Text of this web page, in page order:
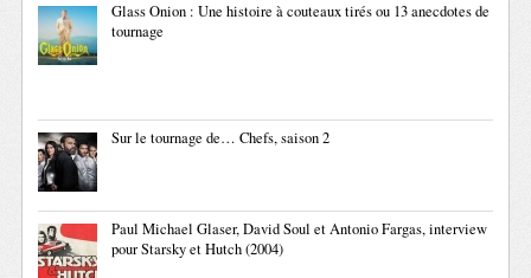
Glass Onion : Une histoire à couteaux tirés ou 13 anecdotes de
tournage
Sur le tournage de… Chefs, saison 2
Paul Michael Glaser, David Soul et Antonio Fargas, interview
pour Starsky et Hutch (2004)